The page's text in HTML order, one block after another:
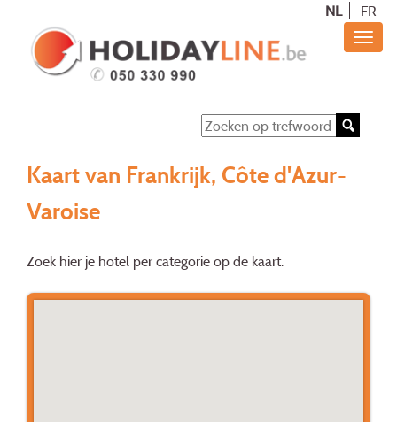
NL FR
Kaart van Frankrijk, Côte d'Azur-
Varoise
Zoek hier je hotel per categorie op de kaart.